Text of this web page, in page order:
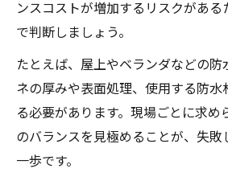
択
もし業者選びで迷うなら防水
ト
防水工事業者選びで重視
ト
防水工事の施工体制と信
ンスコストが増加するリスクがあ
で判断しましょう。
たとえば、屋上やベランダなどの
ネの厚みや表面処理、使用する防
る必要があります。現場ごとに求め
のバランスを見極めることが、失
一歩です。